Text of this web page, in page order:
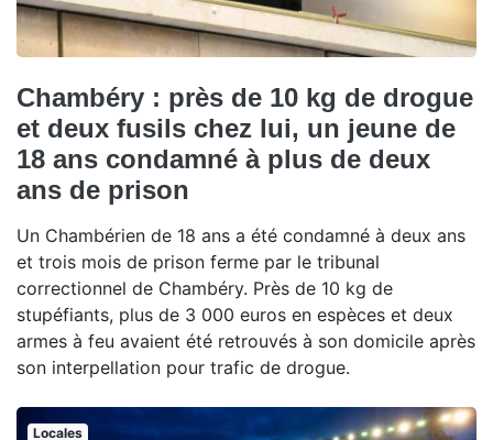
Chambéry : près de 10 kg de drogue
et deux fusils chez lui, un jeune de
18 ans condamné à plus de deux
ans de prison
Un Chambérien de 18 ans a été condamné à deux ans
et trois mois de prison ferme par le tribunal
correctionnel de Chambéry. Près de 10 kg de
stupéfiants, plus de 3 000 euros en espèces et deux
armes à feu avaient été retrouvés à son domicile après
son interpellation pour trafic de drogue.
Locales